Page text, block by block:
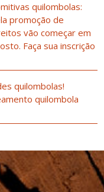
quilombolas:
promoção de
vão começar em
Faça sua inscrição
quilombolas!
quilombola